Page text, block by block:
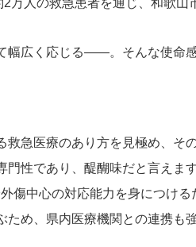
万人の救急患者を通じ、和歌
幅広く応じる――。そんな使命
救急医療のあり方を見極め、そ
性であり、醍醐味だと言えま
傷中心の対応能力を身につけ
め、県内医療機関との連携も